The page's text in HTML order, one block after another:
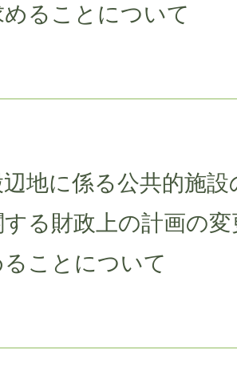
めることについて
地に係る公共的施
する財政上の計画の
ことについて